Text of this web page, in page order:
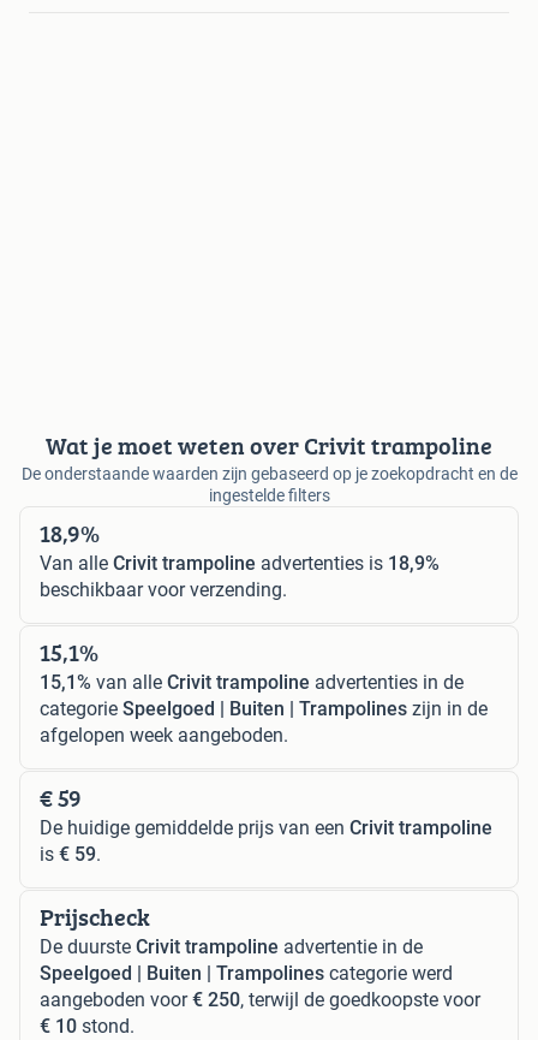
Wat je moet weten over Crivit trampoline
De onderstaande waarden zijn gebaseerd op je zoekopdracht en de
ingestelde filters
18,9%
Van alle Crivit trampoline advertenties is 18,9%
beschikbaar voor verzending.
15,1%
15,1% van alle Crivit trampoline advertenties in de
categorie Speelgoed | Buiten | Trampolines zijn in de
afgelopen week aangeboden.
€ 59
De huidige gemiddelde prijs van een Crivit trampoline
is € 59.
Prijscheck
De duurste Crivit trampoline advertentie in de
Speelgoed | Buiten | Trampolines categorie werd
aangeboden voor€ 250, terwijl de goedkoopste voor
€ 10 stond.